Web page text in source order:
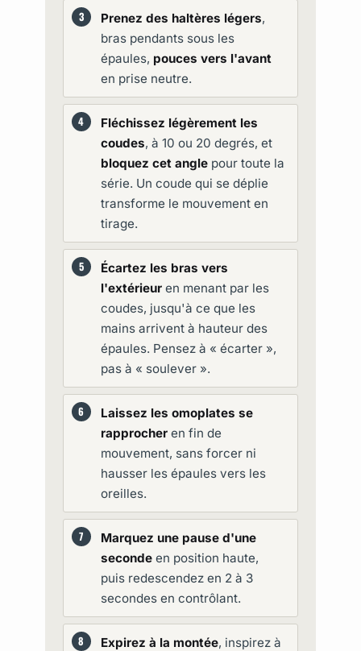
Prenez des haltères légers,
bras pendants sous les
épaules, pouces vers l'avant
en prise neutre.
Fléchissez légèrement les
coudes, à 10 ou 20 degrés, et
bloquez cet anglepour toute la
série. Un coude qui se déplie
transforme le mouvement en
tirage.
Écartez les bras vers
l'extérieuren menant par les
coudes, jusqu'à ce que les
mains arrivent à hauteur des
épaules. Pensez à « écarter »,
pas à « soulever ».
Laissez les omoplates se
rapprocheren fin de
mouvement, sans forcer ni
hausser les épaules vers les
oreilles.
Marquez une pause d'une
secondeen position haute,
puis redescendez en 2 à 3
secondes en contrôlant.
Expirez à la montée, inspirez à